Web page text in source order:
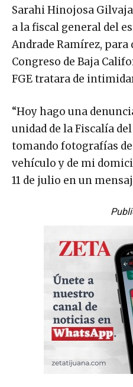
Sarahi Hinojosa
a la fiscal general del
Andrade Ramírez, para
Congreso de Baja
FGE tratara de
“Hoy hago una
unidad de la Fiscalía
tomando fotografías
vehículo y de mi
11 de julio en un